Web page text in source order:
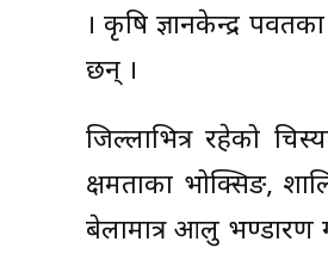
। कृषि ज्ञानकेन्द्र
छन् ।
जिल्लाभित्र रहेको
क्षमताका भोक्सिङ,
बेलामात्र आलु भण्डारण